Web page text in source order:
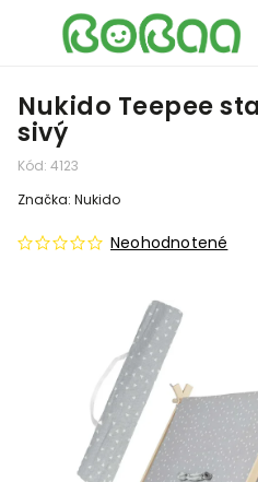
Nukido Teepee
sivý
Kód: 4123
Neohodnotené
Značka: Nukido